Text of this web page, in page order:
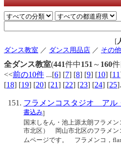
[
ダンス教室 ／ ダンス用品店 ／ その他
全ダンス教室(441件中151 ～ 160件
<<前の10件 ...[6] [7] [8] [9] [10] [11
[18] [19] [20] [21] [22] [23] [24] [25
フラメンコスタジオ アル
書込み]
国末しをん・池上源太朗フラメ
市北区） 岡山市北区のフラメ
ムページです。 フラメンコ，